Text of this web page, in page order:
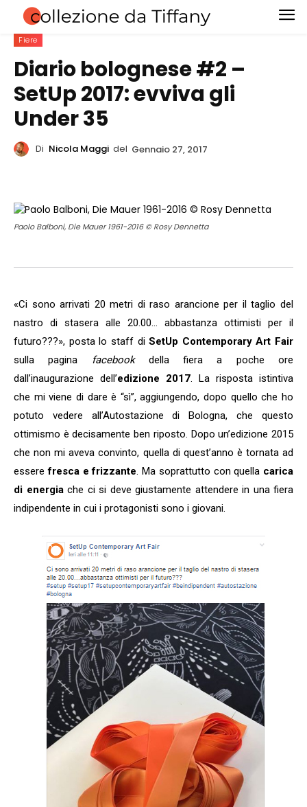
Fiere
Diario bolognese #2 –
SetUp 2017: evviva gli
Under 35
Di Nicola Maggi del Gennaio 27, 2017
Paolo Balboni, Die Mauer 1961-2016 © Rosy Dennetta
«Ci sono arrivati 20 metri di raso arancione per il taglio del
nastro di stasera alle 20.00… abbastanza ottimisti per il
futuro???», posta lo staff diSetUp Contemporary Art Fair
sulla pagina
facebookdella fiera a poche ore
dall’inaugurazione dell’edizione 2017 . La risposta istintiva
che mi viene di dare è “sì”, aggiungendo, dopo quello che ho
potuto vedere all’Autostazione di Bologna, che questo
ottimismo è decisamente ben riposto. Dopo un’edizione 2015
che non mi aveva convinto, quella di quest’anno è tornata ad
esserefresca e frizzante . Ma soprattutto con quella carica
di energiache ci si deve giustamente attendere in una fiera
indipendente in cui i protagonisti sono i giovani.